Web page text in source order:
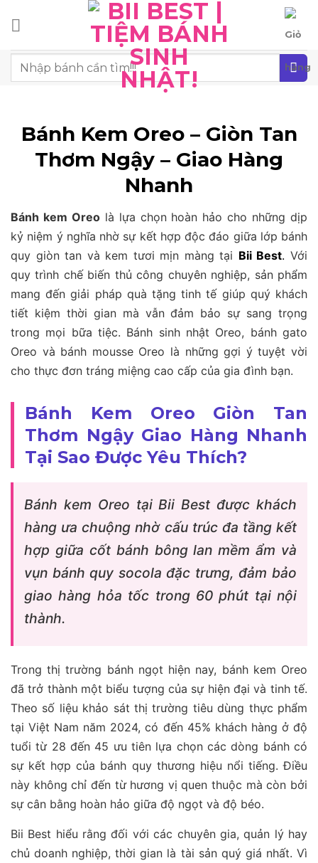
dung
Tìm
Bánh Kem Oreo – Giòn Tan
Thơm Ngậy – Giao Hàng
Nhanh
Bánh kem Oreolà lựa chọn hoàn hảo cho những dịp
kỷ niệm ý nghĩa nhờ sự kết hợp độc đáo giữa lớp bánh
quy giòn tan và kem tươi mịn màng tại Bii Best. Với
quy trình chế biến thủ công chuyên nghiệp, sản phẩm
mang đến giải pháp quà tặng tinh tế giúp quý khách
tiết kiệm thời gian mà vẫn đảm bảo sự sang trọng
trong mọi bữa tiệc. Bánh sinh nhật Oreo, bánh gato
Oreo và bánh mousse Oreo là những gợi ý tuyệt vời
cho thực đơn tráng miệng cao cấp của gia đình bạn.
Bánh Kem Oreo Giòn Tan
Thơm Ngậy Giao Hàng Nhanh
Tại Sao Được Yêu Thích?
Bánh kem Oreo tại Bii Best được khách
hàng ưa chuộng nhờ cấu trúc đa tầng kết
hợp giữa cốt bánh bông lan mềm ẩm và
vụn bánh quy socola đặc trưng, đảm bảo
giao hàng hỏa tốc trong 60 phút tại nội
thành.
Trong thị trường bánh ngọt hiện nay, bánh kem Oreo
đã trở thành một biểu tượng của sự hiện đại và tinh tế.
Theo số liệu khảo sát thị trường tiêu dùng thực phẩm
tại Việt Nam năm 2024, có đến 45% khách hàng ở độ
tuổi từ 28 đến 45 ưu tiên lựa chọn các dòng bánh có
sự kết hợp của bánh quy thương hiệu nổi tiếng. Điều
này không chỉ đến từ hương vị quen thuộc mà còn bởi
sự cân bằng hoàn hảo giữa độ ngọt và độ béo.
Bii Best hiểu rằng đối với các chuyên gia, quản lý hay
chủ doanh nghiệp, thời gian là tài sản quý giá nhất. Vì